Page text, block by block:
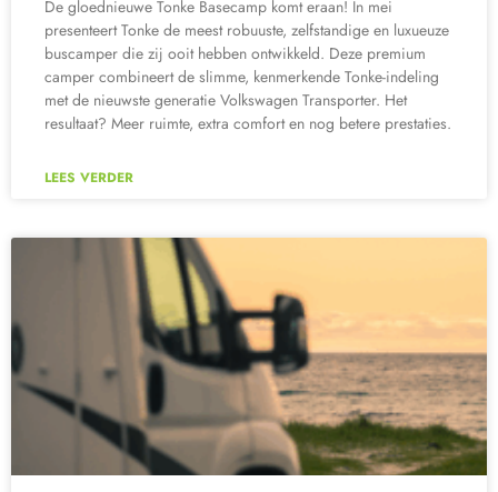
De gloednieuwe Tonke Basecamp komt eraan! In mei
presenteert Tonke de meest robuuste, zelfstandige en luxueuze
buscamper die zij ooit hebben ontwikkeld. Deze premium
camper combineert de slimme, kenmerkende Tonke-indeling
met de nieuwste generatie Volkswagen Transporter. Het
resultaat? Meer ruimte, extra comfort en nog betere prestaties.
LEES VERDER